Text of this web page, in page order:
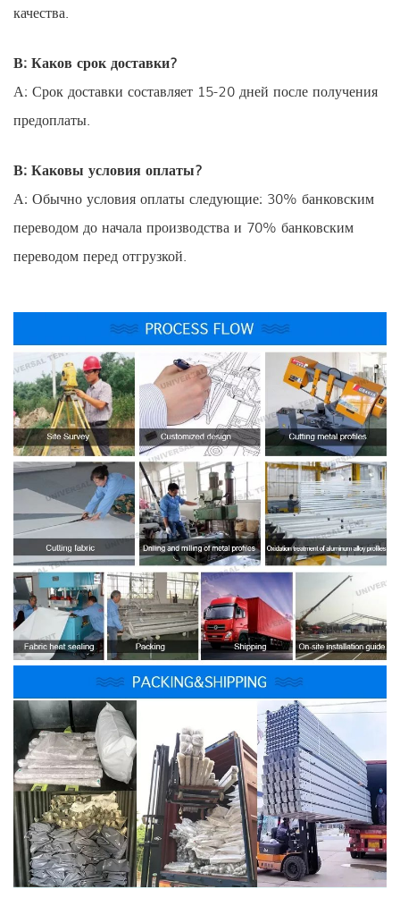
качества.
В: Каков срок доставки?
А: Срок доставки составляет 15-20 дней после получения
предоплаты.
В: Каковы условия оплаты?
А: Обычно условия оплаты следующие: 30% банковским
переводом до начала производства и 70% банковским
переводом перед отгрузкой.